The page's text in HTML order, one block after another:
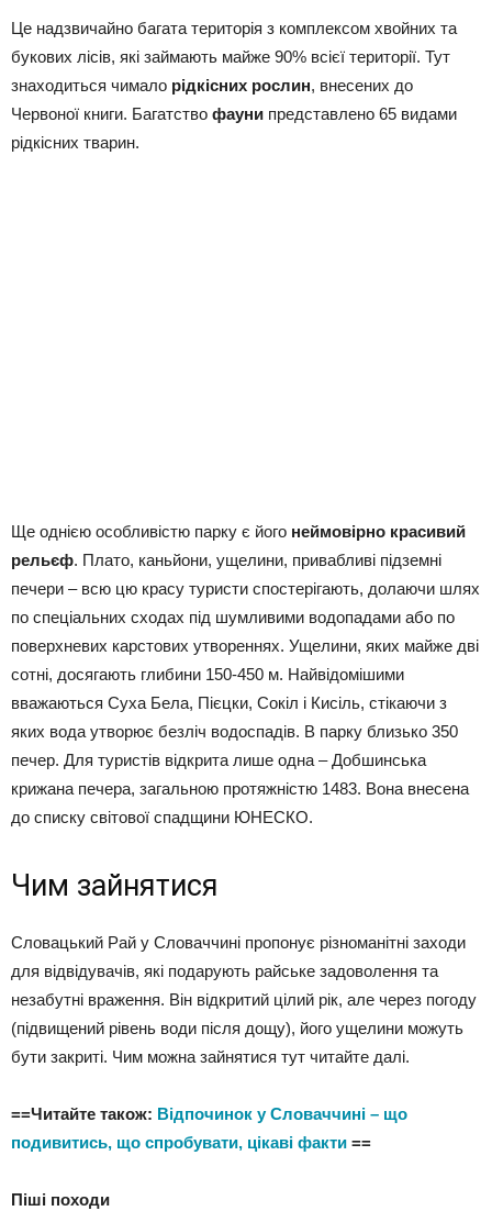
Це надзвичайно багата територія з комплексом хвойних та
букових лісів, які займають майже 90% всієї території. Тут
знаходиться чимало рідкісних рослин, внесених до
Червоної книги. Багатство фауни представлено 65 видами
рідкісних тварин.
Ще однією особливістю парку є його неймовірно красивий
рельєф. Плато, каньйони, ущелини, привабливі підземні
печери – всю цю красу туристи спостерігають, долаючи шлях
по спеціальних сходах під шумливими водопадами або по
поверхневих карстових утвореннях. Ущелини, яких майже дві
сотні, досягають глибини 150-450 м. Найвідомішими
вважаються Суха Бела, Пієцки, Сокіл і Кисіль, стікаючи з
яких вода утворює безліч водоспадів. В парку близько 350
печер. Для туристів відкрита лише одна – Добшинська
крижана печера, загальною протяжністю 1483. Вона внесена
до списку світової спадщини ЮНЕСКО.
Чим зайнятися
Словацький Рай у Словаччині пропонує різноманітні заходи
для відвідувачів, які подарують райське задоволення та
незабутні враження. Він відкритий цілий рік, але через погоду
(підвищений рівень води після дощу), його ущелини можуть
бути закриті. Чим можна зайнятися тут читайте далі.
==Читайте також: Відпочинок у Словаччині – що
подивитись, що спробувати, цікаві факти ==
Піші походи